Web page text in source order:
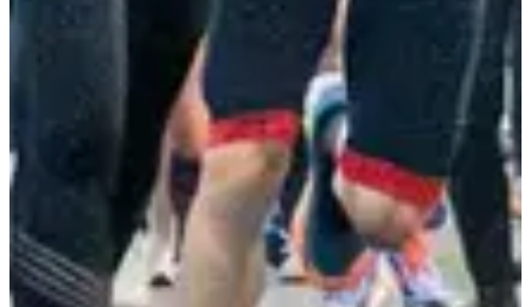
Services inclus
Dossard
Ravitaillements